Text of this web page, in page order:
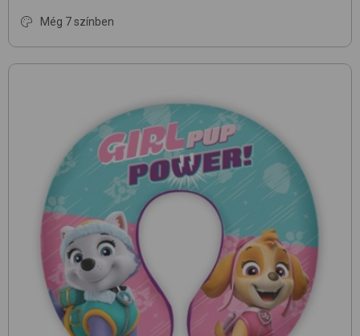
Még 7 színben